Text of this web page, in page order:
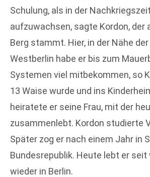
Schulung, als in der
aufzuwachsen, sagte Kordon, der
Berg stammt. Hier, in der Nähe der
Westberlin habe er bis zum
Systemen viel mitbekommen, so
13 Waise wurde und ins
heiratete er seine Frau, mit der
zusammenlebt. Kordon studierte
Später zog er nach einem Jahr in
Bundesrepublik. Heute lebt er seit
wieder in Berlin.